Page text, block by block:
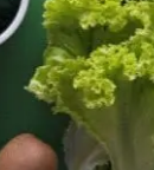
metalų ir kitų